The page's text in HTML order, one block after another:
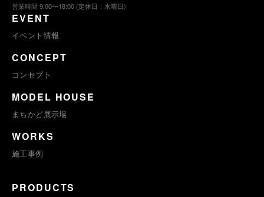
営業時間 9:00〜18:00 (定休日：水曜日)
EVENT
イベント情報
CONCEPT
コンセプト
MODEL HOUSE
まちかど展示場
WORKS
施工事例
PRODUCTS